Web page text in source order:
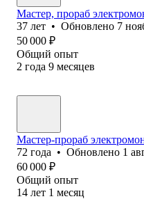
Мастер, прораб
37 лет • Обновлено 7
50 000 ₽
Общий опыт
2 года 9 месяцев
Мастер-прораб
72 года • Обновлено 1
60 000 ₽
Общий опыт
14 лет 1 месяц